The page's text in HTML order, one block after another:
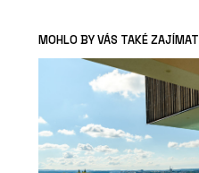
MOHLO BY VÁS TAKÉ ZAJÍMAT